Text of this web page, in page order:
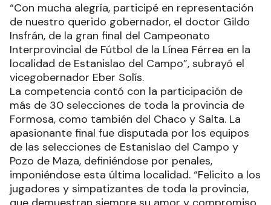
“Con mucha alegría, participé en representación
de nuestro querido gobernador, el doctor Gildo
Insfrán, de la gran final del Campeonato
Interprovincial de Fútbol de la Línea Férrea en la
localidad de Estanislao del Campo”, subrayó el
vicegobernador Eber Solís.
La competencia contó con la participación de
más de 30 selecciones de toda la provincia de
Formosa, como también del Chaco y Salta. La
apasionante final fue disputada por los equipos
de las selecciones de Estanislao del Campo y
Pozo de Maza, definiéndose por penales,
imponiéndose esta última localidad. “Felicito a los
jugadores y simpatizantes de toda la provincia,